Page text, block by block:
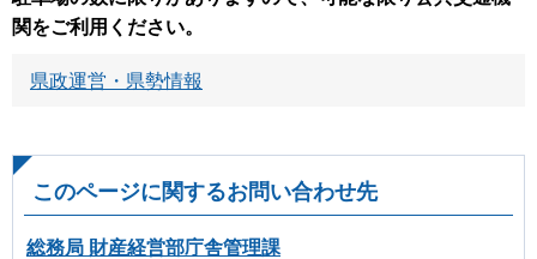
関をご利用ください。
県政運営・県勢情報
このページに関するお問い合わせ先
総務局 財産経営部庁舎管理課